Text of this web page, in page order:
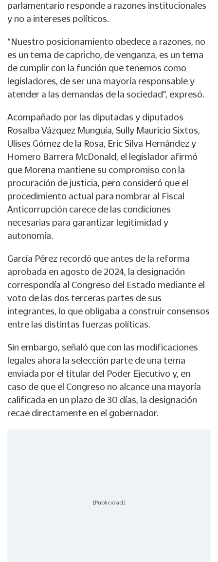
parlamentario responde a razones institucionales
y no a intereses políticos.
“Nuestro posicionamiento obedece a razones, no
es un tema de capricho, de venganza, es un tema
de cumplir con la función que tenemos como
legisladores, de ser una mayoría responsable y
atender a las demandas de la sociedad”, expresó.
Acompañado por las diputadas y diputados
Rosalba Vázquez Munguía, Sully Mauricio Sixtos,
Ulises Gómez de la Rosa, Eric Silva Hernández y
Homero Barrera McDonald, el legislador afirmó
que Morena mantiene su compromiso con la
procuración de justicia, pero consideró que el
procedimiento actual para nombrar al Fiscal
Anticorrupción carece de las condiciones
necesarias para garantizar legitimidad y
autonomía.
García Pérez recordó que antes de la reforma
aprobada en agosto de 2024, la designación
correspondía al Congreso del Estado mediante el
voto de las dos terceras partes de sus
integrantes, lo que obligaba a construir consensos
entre las distintas fuerzas políticas.
Sin embargo, señaló que con las modificaciones
legales ahora la selección parte de una terna
enviada por el titular del Poder Ejecutivo y, en
caso de que el Congreso no alcance una mayoría
calificada en un plazo de 30 días, la designación
recae directamente en el gobernador.
[Publicidad]